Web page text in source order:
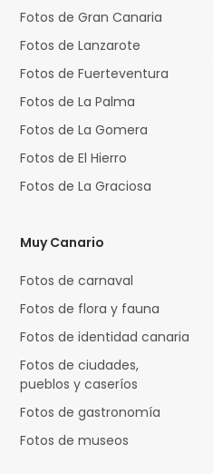
Fotos de Gran Canaria
Fotos de Lanzarote
Fotos de Fuerteventura
Fotos de La Palma
Fotos de La Gomera
Fotos de El Hierro
Fotos de La Graciosa
Muy Canario
Fotos de carnaval
Fotos de flora y fauna
Fotos de identidad canaria
Fotos de ciudades,
pueblos y caseríos
Fotos de gastronomía
Fotos de museos